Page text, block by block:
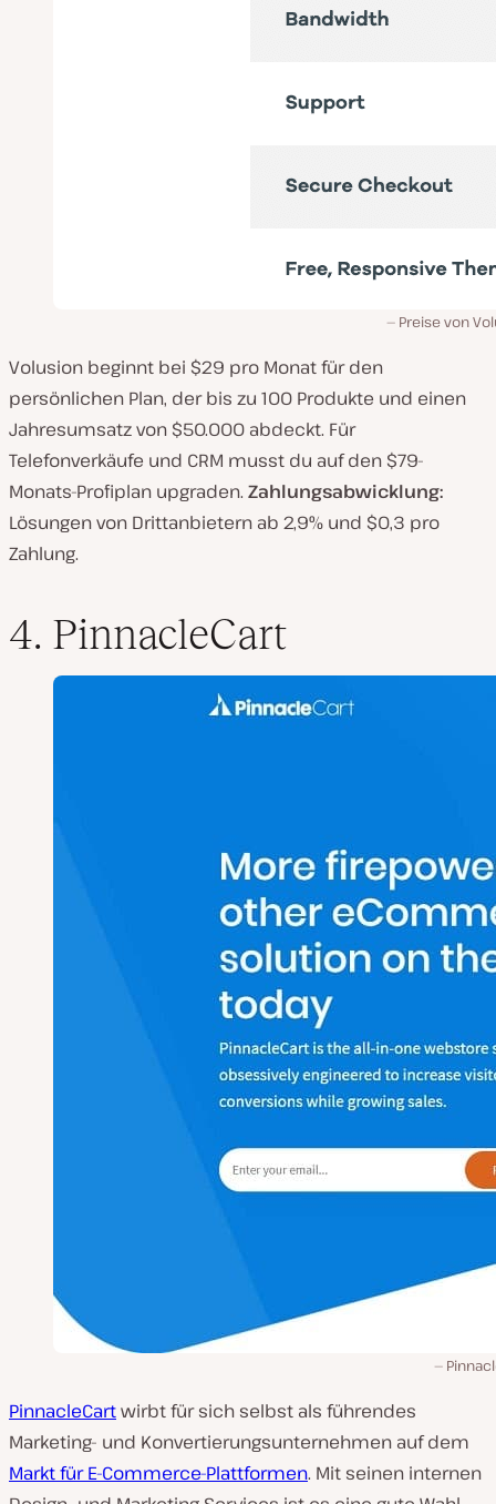
Preise von
Volusion beginnt bei $29 pro Monat für den
persönlichen Plan, der bis zu 100 Produkte und einen
Jahresumsatz von $50.000 abdeckt. Für
Telefonverkäufe und CRM musst du auf den $79-
Monats-Profiplan upgraden. Zahlungsabwicklung:
Lösungen von Drittanbietern ab 2,9% und $0,3 pro
Zahlung.
4. PinnacleCart
PinnacleCartwirbt für sich selbst als führendes
Marketing- und Konvertierungsunternehmen auf dem
Markt für E-Commerce-Plattformen. Mit seinen internen